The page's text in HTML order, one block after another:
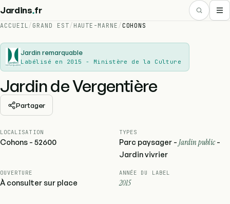
Jardins.fr
ACCUEIL/ GRAND EST/ HAUTE-MARNE / COHONS
Jardin remarquable
Labélisé en 2015 - Ministère de la Culture
Jardin de Vergentière
Partager
LOCALISATION
Cohons - 52600
TYPES
Parc paysager - Jardin public -
Jardin vivrier
OUVERTURE
À consulter sur place
ANNÉE DU LABEL
2015